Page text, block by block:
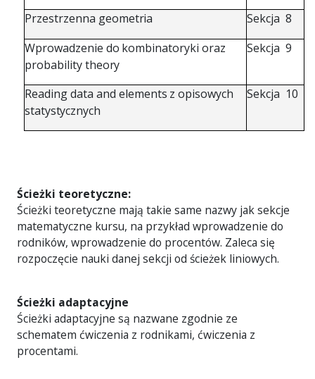
Przestrzenna geometria Sekcja 8
Wprowadzenie do kombinatoryki oraz
probabilitytheory
Sekcja 9
Readingdata and elements z opisowych
statystycznych
Sekcja 10
Ścieżki teoretyczne:
Ścieżki teoretyczne mają takie same nazwy jak sekcje
matematyczne kursu, na przykład wprowadzenie do
rodników, wprowadzenie do procentów. Zaleca się
rozpoczęcie nauki danej sekcji od ścieżek liniowych.
Ścieżki adaptacyjne
Ścieżki adaptacyjne są nazwane zgodnie ze
schematem ćwiczenia z rodnikami, ćwiczenia z
procentami.